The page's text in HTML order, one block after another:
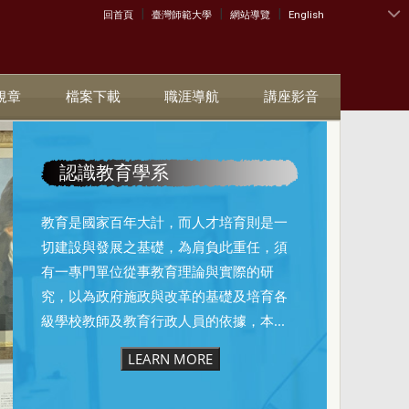
:::
回首頁 | 臺灣師範大學 | 網站導覽 | English
章 檔案下載 職涯導航 講座影音
認識教育學系
教育是國家百年大計，而人才培育則是一
切建設與發展之基礎，為肩負此重任，須
有一專門單位從事教育理論與實際的研
究，以為政府施政與改革的基礎及培育各
級學校教師及教育行政人員的依據，本...
LEARN MORE